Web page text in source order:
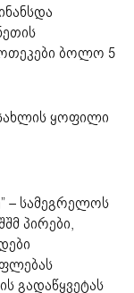
ბოლო 5
ყოფილი
– სამეგრელოს
პირები,
გადაწყვეტას